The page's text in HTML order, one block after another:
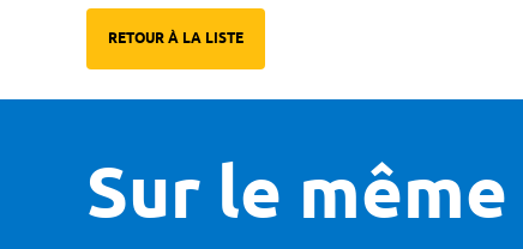
RETOUR À LA LISTE
Sur le